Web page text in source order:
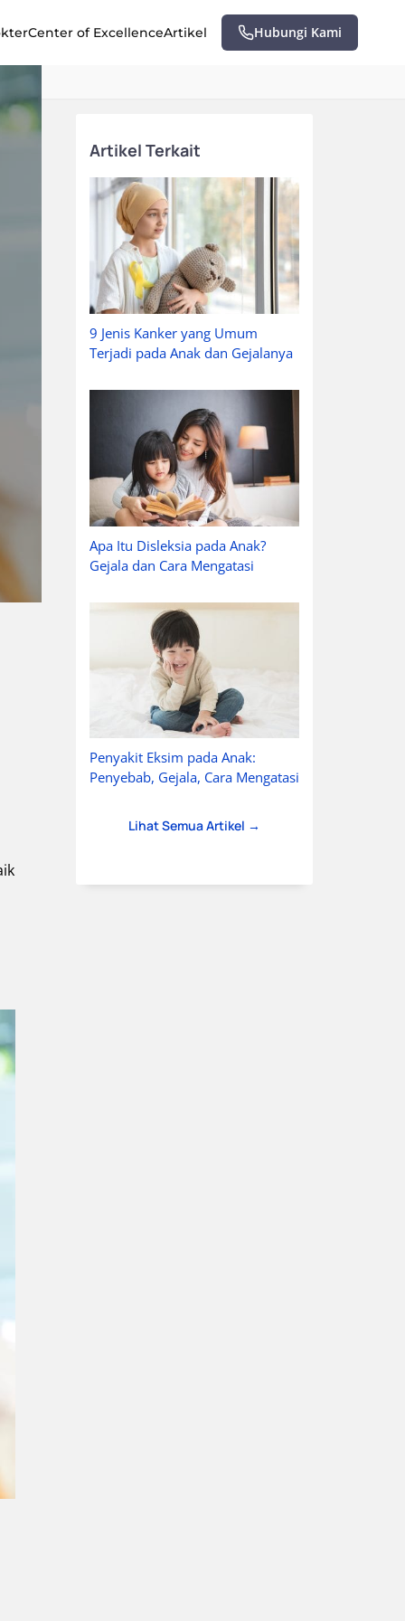
Center of ExcellenceArtikel Hubungi Kami
Artikel Terkait
9 Jenis Kanker yang Umum
Terjadi pada Anak dan Gejalanya
Apa Itu Disleksia pada Anak?
Gejala dan Cara Mengatasi
Penyakit Eksim pada Anak:
Penyebab, Gejala, Cara Mengatasi
Lihat Semua Artikel →